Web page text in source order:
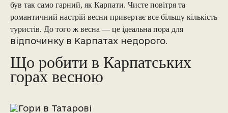
був так само гарний, як Карпати. Чисте повітря та
романтичний настрій весни привертає все більшу кількість
туристів. До того ж весна — це ідеальна пора для
відпочинку в Карпатах недорого.
Що робити в Карпатських
горах весною